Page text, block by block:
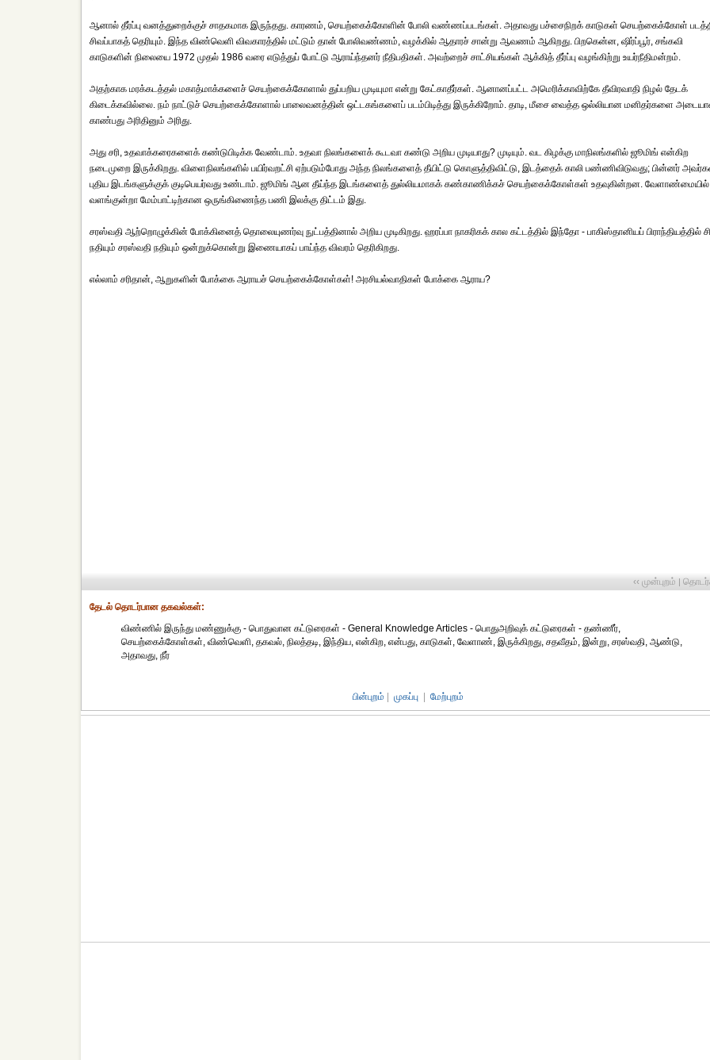
ஆனால் தீர்ப்பு வனத்துறைக்குச் சாதகமாக இருந்தது. காரணம், செயற்கைக்கோளின் போலி வண்ணப்படங்கள். அதாவது பச்சைநிறக் காடுகள் செயற்கைக்கோள்
சிவப்பாகத் தெரியும். இந்த விண்வெளி விவகாரத்தில் மட்டும் தான் போலிவண்ணம், வழக்கில் ஆதாரச் சான்று ஆவணம் ஆகிறது. பிறகென்ன, ஷிர்ப்பூர், சங்கவி
காடுகளின் நிலையை 1972 முதல் 1986 வரை எடுத்துப் போட்டு ஆராய்ந்தனர் நீதிபதிகள். அவற்றைச் சாட்சியங்கள் ஆக்கித் தீர்ப்பு வழங்கிற்று உயர்நீதிமன்றம்.
அதற்காக மரக்கடத்தல் மகாத்மாக்களைச் செயற்கைக்கோளால் துப்பறிய முடியுமா என்று கேட்காதீர்கள். ஆனானப்பட்ட அமெரிக்காவிற்கே தீவிரவாதி நிழல் தேடக்
கிடைக்கவில்லை. நம் நாட்டுச் செயற்கைக்கோளால் பாலைவனத்தின் ஒட்டகங்களைப் படம்பிடித்து இருக்கிறோம். தாடி, மீசை வைத்த ஒல்லியான மனிதர்களை
காண்பது அரிதினும் அரிது.
அது சரி, உதவாக்கரைகளைக் கண்டுபிடிக்க வேண்டாம். உதவா நிலங்களைக் கூடவா கண்டு அறிய முடியாது? முடியும். வட கிழக்கு மாநிலங்களில் ஜூமிங் என்கிற
நடைமுறை இருக்கிறது. விளைநிலங்களில் பயிர்வறட்சி ஏற்படும்போது அந்த நிலங்களைத் தீயிட்டு கொளுத்திவிட்டு, இடத்தைக் காலி பண்ணிவிடுவது; பின்னர்
புதிய இடங்களுக்குக் குடிபெயர்வது உண்டாம். ஜூமிங் ஆன தீய்ந்த இடங்களைத் துல்லியமாகக் கண்காணிக்கச் செயற்கைக்கோள்கள் உதவுகின்றன. வேளாண்மையில்
வளங்குன்றா மேம்பாட்டிற்கான ஒருங்கிணைந்த பணி இலக்கு திட்டம் இது.
சரஸ்வதி ஆற்றொழுக்கின் போக்கினைத் தொலையுணர்வு நுட்பத்தினால் அறிய முடிகிறது. ஹரப்பா நாகரிகக் கால கட்டத்தில் இந்தோ - பாகிஸ்தானியப் பிராந்தியத்தில்
நதியும் சரஸ்வதி நதியும் ஒன்றுக்கொன்று இணையாகப் பாய்ந்த விவரம் தெரிகிறது.
எல்லாம் சரிதான், ஆறுகளின் போக்கை ஆராயச் செயற்கைக்கோள்கள்! அரசியல்வாதிகள் போக்கை ஆராய?
‹‹ முன்புறம் |
தேட‌ல் தொட‌ர்பான தகவ‌ல்க‌ள்:
விண்ணில் இருந்து மண்ணுக்கு - பொதுவான கட்டுரைகள் - General Knowledge Articles - பொதுஅறிவுக் கட்டுரைகள் - தண்ணீர்,
செயற்கைக்கோள்கள், விண்வெளி, தகவல், நிலத்தடி, இந்திய, என்கிற, என்பது, காடுகள், வேளாண், இருக்கிறது, சதவீதம், இன்று, சரஸ்வதி, ஆண்டு,
அதாவது, நீர்
பின்புறம் முகப்பு மேற்புறம்